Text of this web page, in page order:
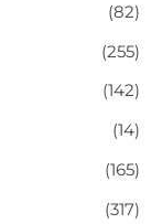
(82)
(255)
(142)
(14)
(165)
(317)